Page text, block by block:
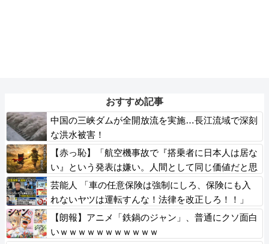
おすすめ記事
中国の三峡ダムが全開放流を実施…長江流域で深刻
な洪水被害！
【赤っ恥】「航空機事故で『搭乗者に日本人は居な
い』という発表は嫌い。人間として同じ価値だと思
う」→ツッコミ殺到も「自分が気に入らないと思っ
た」とノーダメージアピール
芸能人 「車の任意保険は強制にしろ、保険にも入
れないヤツは運転すんな！法律を改正しろ！！」
【朗報】アニメ「鉄鍋のジャン」、普通にクソ面白
いｗｗｗｗｗｗｗｗｗｗｗ